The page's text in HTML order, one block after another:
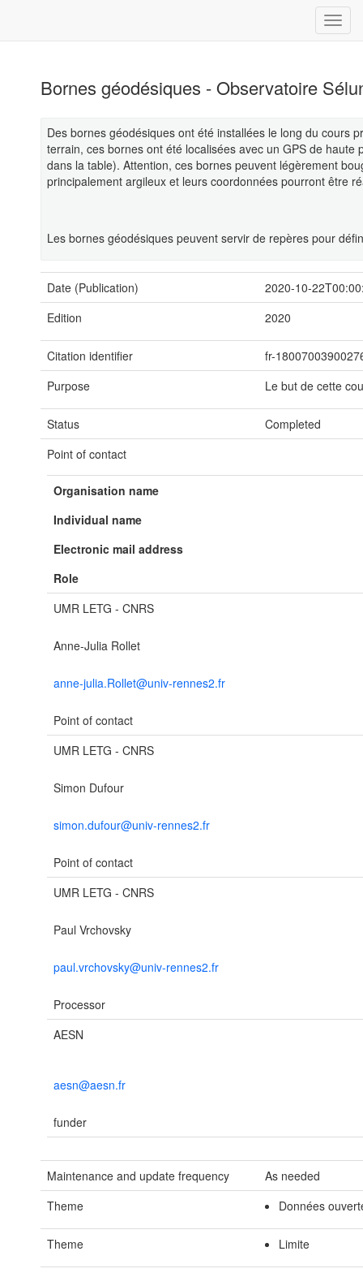
Bornes géodésiques - Observatoire
Des bornes géodésiques ont été installées le long du cours
terrain, ces bornes ont été localisées avec un GPS de
dans la table). Attention, ces bornes peuvent légèrement
principalement argileux et leurs coordonnées pourront être
Les bornes géodésiques peuvent servir de repères pour
Date (Publication)
2020-10-
Edition
2020
Citation identifier
fr-
Purpose
Le but de cette
Status
Completed
Point of contact
Organisation name
Individual name
Electronic mail address
Role
UMR LETG - CNRS
Anne-Julia Rollet
anne-julia.Rollet@univ-rennes2.fr
Point of contact
UMR LETG - CNRS
Simon Dufour
simon.dufour@univ-rennes2.fr
Point of contact
UMR LETG - CNRS
Paul Vrchovsky
paul.vrchovsky@univ-rennes2.fr
Processor
AESN
aesn@aesn.fr
funder
Maintenance and update frequency
As needed
Theme
Données
Theme Limite